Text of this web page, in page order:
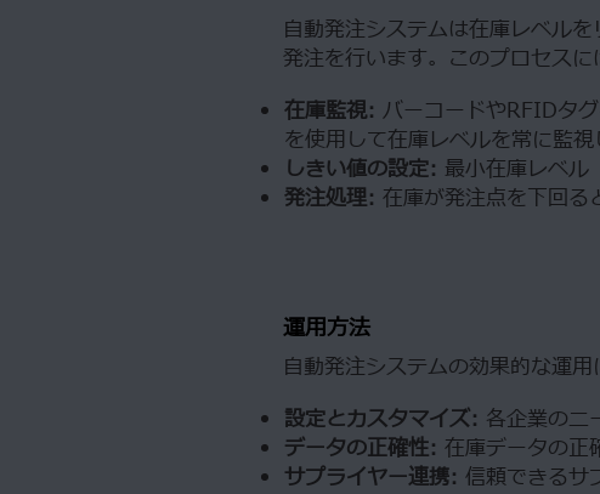
自動発注システムは在庫レベル
発注を行います。このプロセスに
在庫監視: バーコードやRFIDタ
を使用して在庫レベルを常に監視
しきい値の設定: 最小在庫レベル
発注処理: 在庫が発注点を下回る
運用方法
自動発注システムの効果的な運用
設定とカスタマイズ: 各企業のニ
データの正確性: 在庫データの正
サプライヤー連携: 信頼できるサ